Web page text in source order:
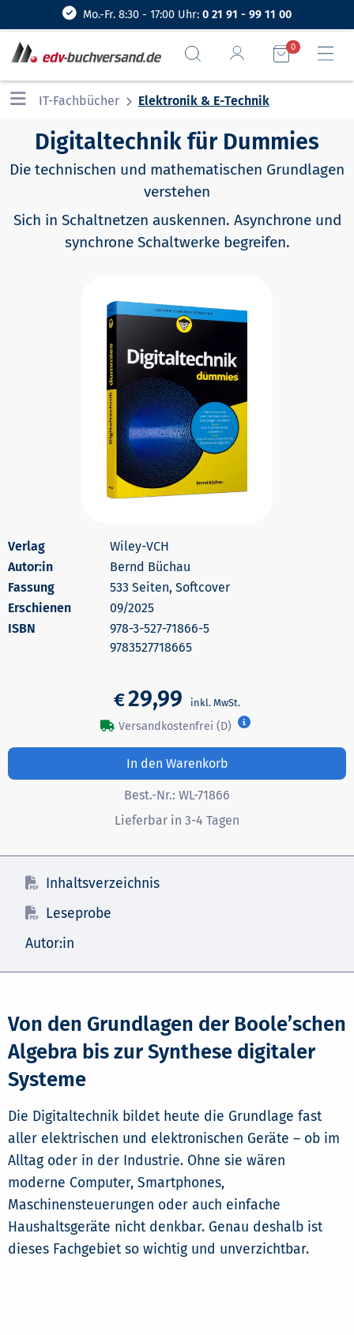
Mo.-Fr. 8:30 - 17:00 Uhr: 0 21 91 - 99 11 00
0
IT-Fachbücher Elektronik & E-Technik
Digitaltechnik für Dummies
Die technischen und mathematischen Grundlagen
verstehen
Sich in Schaltnetzen auskennen. Asynchrone und
synchrone Schaltwerke begreifen.
Wiley-VCH
Autor:in
Bernd Büchau
533 Seiten, Softcover
Erschienen
09/2025
978-3-527-71866-5
9783527718665
€29,99
Versandkostenfrei (D)
In den Warenkorb
Best.-Nr.: WL-71866
Lieferbar in 3-4 Tagen
Inhaltsverzeichnis
Leseprobe
Autor:in
Von den Grundlagen der Boole’schen
Algebra bis zur Synthese digitaler
Systeme
Die Digitaltechnik bildet heute die Grundlage fast
aller elektrischen und elektronischen Geräte – ob im
Alltag oder in der Industrie. Ohne sie wären
moderne Computer, Smartphones,
Maschinensteuerungen oder auch einfache
Haushaltsgeräte nicht denkbar. Genau deshalb ist
dieses Fachgebiet so wichtig und unverzichtbar.